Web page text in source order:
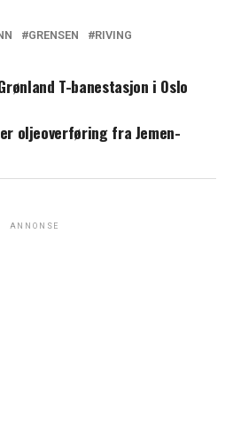
GRENSEN RIVING
T-banestasjon i Oslo
oljeoverføring fra Jemen-
ANNONSE